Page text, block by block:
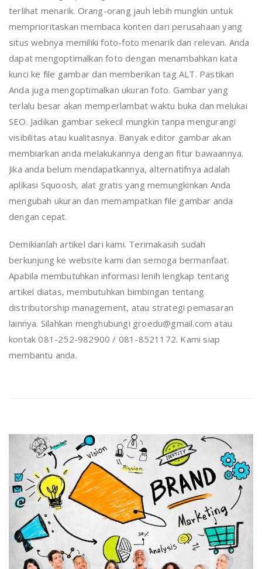
terlihat menarik. Orang-orang jauh lebih mungkin untuk
memprioritaskan membaca konten dari perusahaan yang
situs webnya memiliki foto-foto menarik dan relevan. Anda
dapat mengoptimalkan foto dengan menambahkan kata
kunci ke file gambar dan memberikan tag ALT. Pastikan
Anda juga mengoptimalkan ukuran foto. Gambar yang
terlalu besar akan memperlambat waktu buka dan melukai
SEO. Jadikan gambar sekecil mungkin tanpa mengurangi
visibilitas atau kualitasnya. Banyak editor gambar akan
membiarkan anda melakukannya dengan fitur bawaannya.
Jika anda belum mendapatkannya, alternatifnya adalah
aplikasi Squoosh, alat gratis yang memungkinkan Anda
mengubah ukuran dan memampatkan file gambar anda
dengan cepat.
Demikianlah artikel dari kami. Terimakasih sudah
berkunjung ke website kami dan semoga bermanfaat.
Apabila membutuhkan informasi lenih lengkap tentang
artikel diatas, membutuhkan bimbingan tentang
distributorship management, atau strategi pemasaran
lainnya. Silahkan menghubungi groedu@gmail.com atau
kontak 081-252-982900 / 081-8521172. Kami siap
membantu anda.